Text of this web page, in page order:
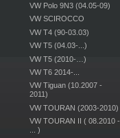
VW Polo 9N3 (04.05-09)
VW SCIROCCO
VW T4 (90-03.03)
VW T5 (04.03-...)
VW T5 (2010-…)
VW T6 2014-...
VW Tiguan (10.2007 -
2011)
VW TOURAN (2003-2010)
VW TOURAN II ( 08.2010 -
... )